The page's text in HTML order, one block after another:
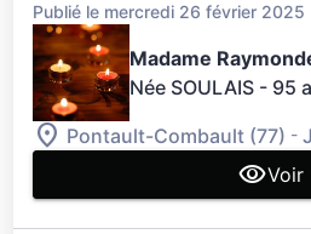
Publié le mercredi 26 février 2025
Madame
Née SOULAIS - 95
Pontault-Combault (77) -
Voir